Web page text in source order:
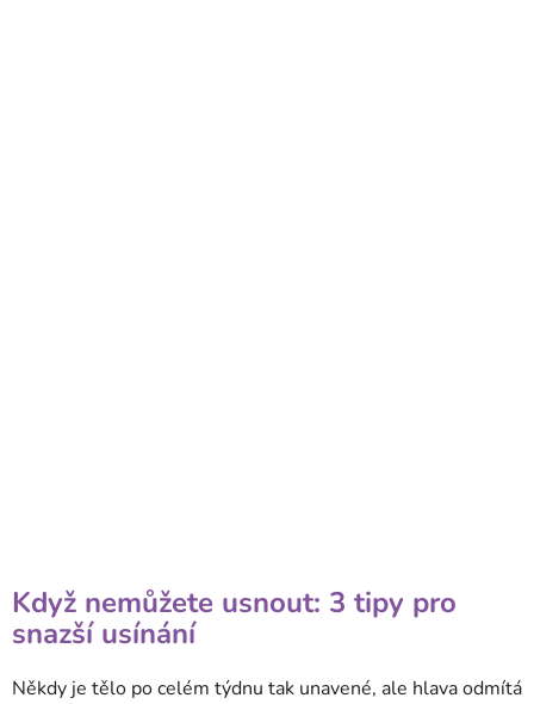
Když nemůžete usnout: 3 tipy pro
snazší usínání
Někdy je tělo po celém týdnu tak unavené, ale hlava odmítá